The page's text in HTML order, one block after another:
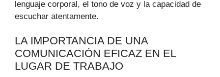
lenguaje corporal, el tono de voz y la capacidad de
escuchar atentamente.
LA IMPORTANCIA DE UNA
COMUNICACIÓN EFICAZ EN EL
LUGAR DE TRABAJO